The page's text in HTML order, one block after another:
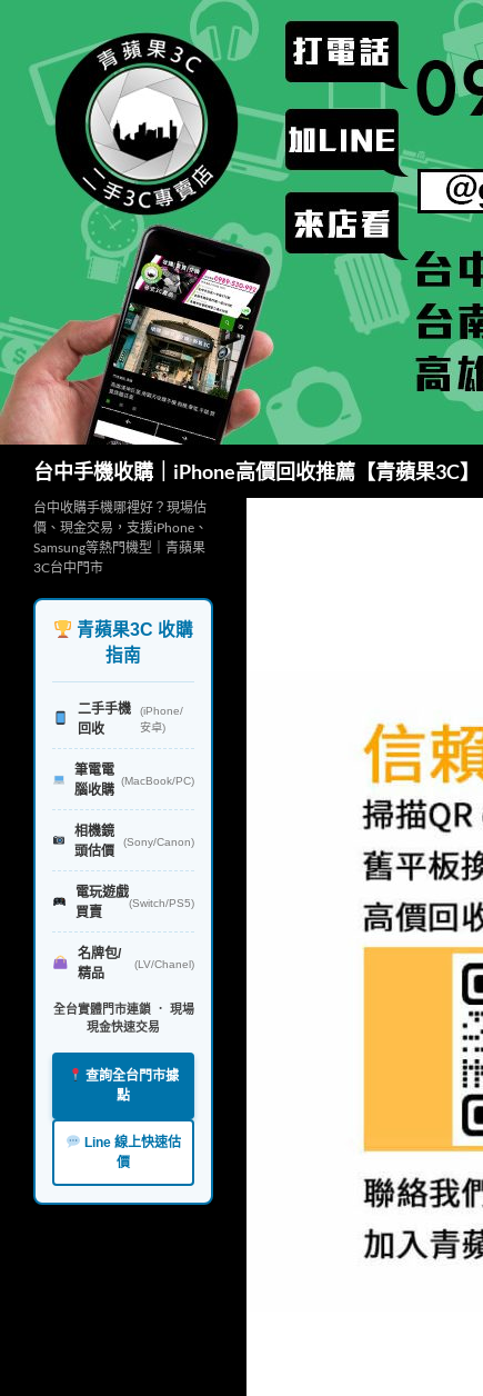
台中手機收購｜iPhone高價回收推薦【青蘋果3C】
台中收購手機哪裡好？現場估
價、現金交易，支援iPhone、
Samsung等熱門機型｜青蘋果
3C台中門市
青蘋果3C 收購
指南
二手手機
回收
(iPhone/
安卓)
筆電電
腦收購
(MacBook/PC)
相機鏡
頭估價
(Sony/Canon)
電玩遊戲
買賣
(Switch/PS5)
名牌包/
精品
(LV/Chanel)
全台實體門市連鎖 ． 現場
現金快速交易
查詢全台門市據
點
Line 線上快速估
價